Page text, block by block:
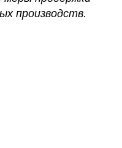
внимание
обеспечению
производств.